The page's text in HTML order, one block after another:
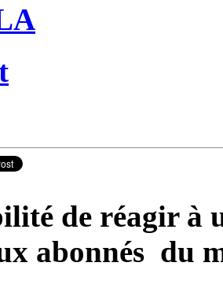
de réagir à
abonnés du